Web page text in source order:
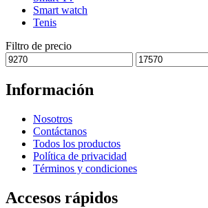
Smart watch
Tenis
Filtro de precio
Precio
mínimo
Precio
máximo
Información
Nosotros
Contáctanos
Todos los productos
Política de privacidad
Términos y condiciones
Accesos rápidos